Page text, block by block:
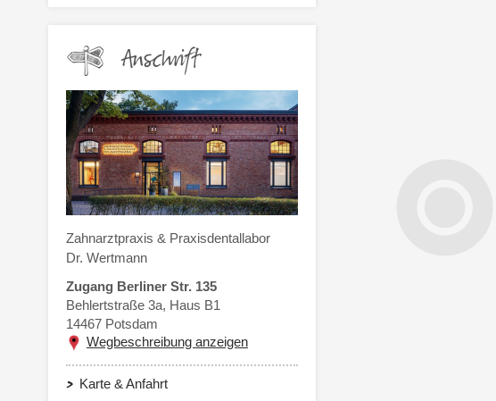
Anschrift
Zahnarztpraxis & Praxisdentallabor
Dr. Wertmann
Zugang Berliner Str. 135
Behlertstraße 3a, Haus B1
14467 Potsdam
Wegbeschreibung anzeigen
Karte & Anfahrt